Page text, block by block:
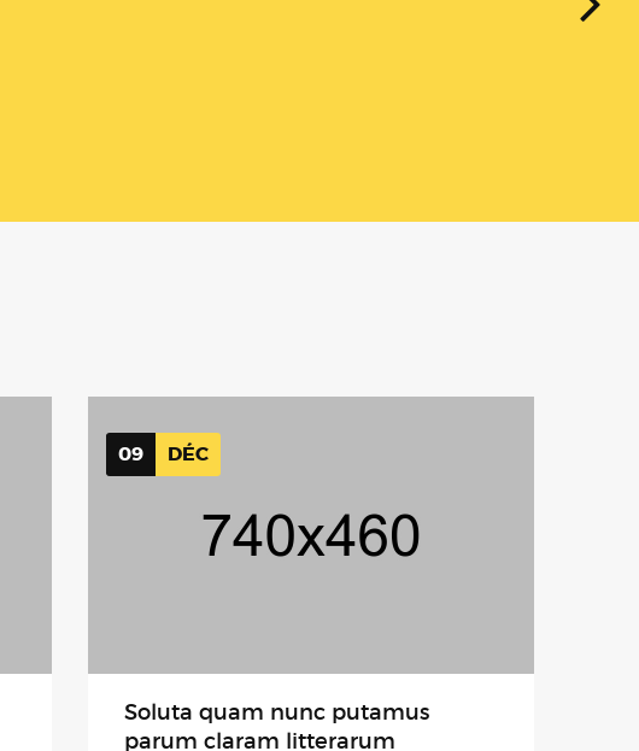
Soluta quam nunc putamus
parum claram litterarum
anteposuerit litterarum